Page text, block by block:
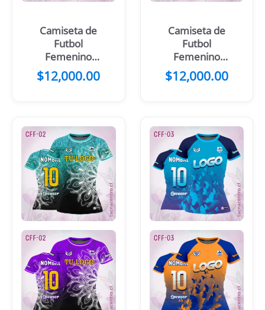
Camiseta de
Futbol
Femenino
Blanco Morado
Rosado
$12,000.00
Camiseta de
Futbol
Femenino
Blanco Franjas
Moradas
$12,000.00